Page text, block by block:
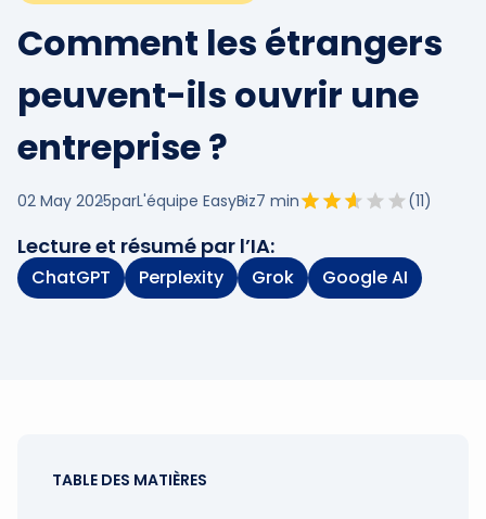
Comment les étrangers
peuvent-ils ouvrir une
entreprise ?
02 May 2025parL'équipe EasyBiz7 min (11)
Lecture et résumé par l’IA:
ChatGPT Perplexity Grok Google AI
TABLE DES MATIÈRES